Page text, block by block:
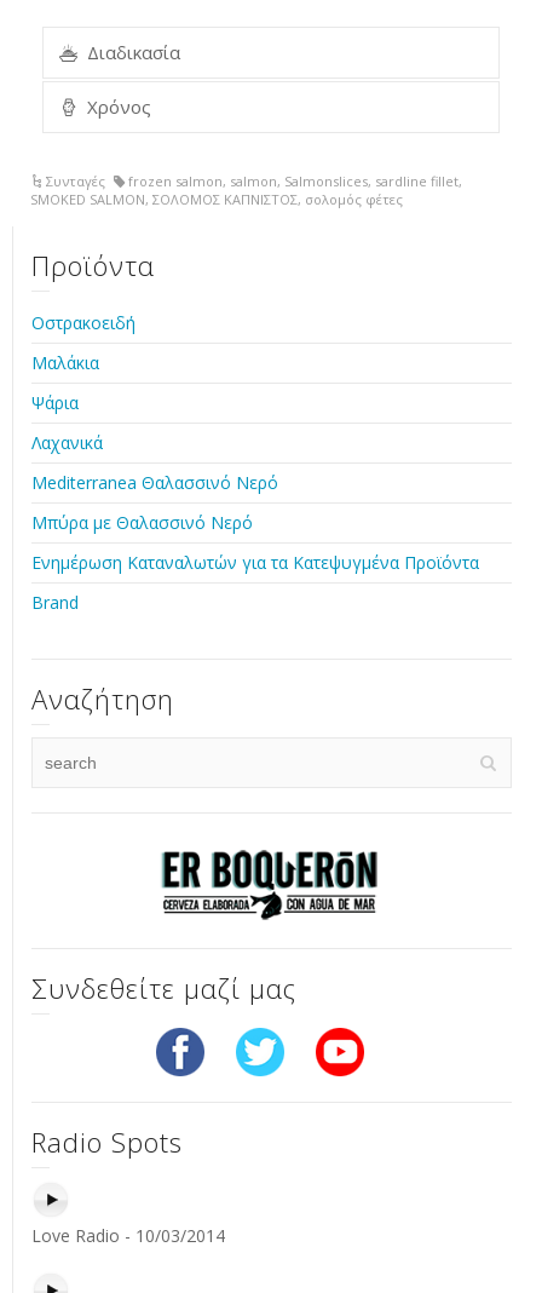
Διαδικασία
Χρόνος
Συνταγές frozen salmon, salmon, Salmonslices, sardline fillet,
SMOKED SALMON, ΣΟΛΟΜΟΣ ΚΑΠΝΙΣΤΟΣ, σολομός φέτες
Προϊόντα
Οστρακοειδή
Μαλάκια
Ψάρια
Λαχανικά
Mediterranea Θαλασσινό Νερό
Μπύρα με Θαλασσινό Νερό
Ενημέρωση Καταναλωτών για τα Κατεψυγμένα Προϊόντα
Brand
Αναζήτηση
Συνδεθείτε μαζί μας
Radio Spots
Love Radio - 10/03/2014